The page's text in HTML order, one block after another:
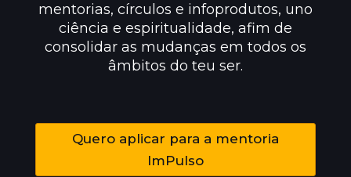
mentorias, círculos e infoprodutos, uno
ciência e espiritualidade, afim de
consolidar as mudanças em todos os
âmbitos do teu ser.
Quero aplicar para a mentoria
ImPulso